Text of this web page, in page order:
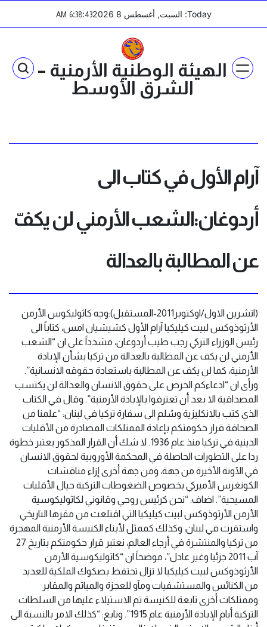
Today: السبت, أغسطس 8 2026 6:38:43
AM
الهيئة الوطنية الأرمنية –
الشرق الأوسط
آرام الأول في كتاب الى
أردوغان:الشعب الأرمني لن يكفّ
عن المطالبة بالعدالة
(اتشرين الاول/اوكتوبر2011-المستقبل):وجه كاثوليكوس الأرمن
الأرثوذوكس لبيت كيليكيا آرام الأول كشيشيان امس، كتاباً الى
رئيس الوزراء التركي رجب طيب أردوغان، مشدداً على ان “الشعب
الأرمني لن يكف عن المطالبة بالعدالة من تركيا بشأن الإبادة
الأرمنية، كما لن يكف عن المطالبة باستعادة حقوقه الانسانية”.
ورأى ان “ادعاءكم الحرص على حقوق الانسان والعدالة لن يكتسب
المصداقية الا بعد أن تعترفوا بالإبادة الأرمنية”. وقال في الكتاب
الذي كتب بالانكليزية وسُلم الى سفارة تركيا في لبنان: “علمنا من
الصحافة قرار حكومتكم بإعادة الممتلكات المصادرة من الأقليات
الدينية في تركيا منذ عام 1936. لا شك أن القرار المذكور يعتبر خطوة
ردا على التطورات الحاصلة في المحكمة الأوروبية لحقوق الانسان
في الآونة الأخيرة من جهة، ومن جهة أخرى إزاء مناقشات
الكونغرس الأميركي بخصوص الضغوطات التركية حيال الأقليات
المسيحية”. اضاف: “نحن كرئيس روحي وقانوني لكاثوليكوسية
الأرمن الأرثوذوكس لبيت كيليكيا التي اقتلعت من مقرها التاريخي
واستقرت في لبنان، وكذلك كممثل لأبناء الكنيسة الأرمنية المهجرة
من تركيا والمنتشرة في أرجاء العالم، نعتبر قرار حكومتكم بتاريخ 27
آب 2011 جزئيا وغير عادل”، موضحاً ان “كاثوليكوسية الأرمن
الأرثوذوكس لبيت كيليكيا لا تزال تحتفظ بصكوك الملكية للعديد
من الكنائس والمستشفيات ومآو للعجزة والمياتم والمقابر
وممتلكات أخرى تابعة للكنيسة تم الاستيلاء عليها من السلطات
التركية أيام الإبادة الأرمنية عام 1915”. وتابع: “كذلك الامر بالنسبة الى